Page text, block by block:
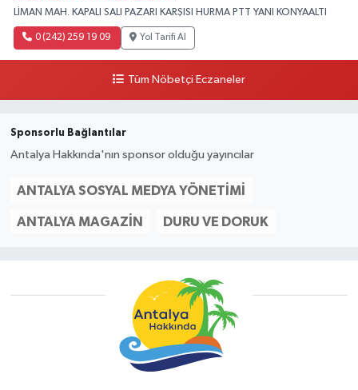
LİMAN MAH. KAPALI SALI PAZARI KARŞISI HURMA PTT YANI KONYAALTI
0 (242) 259 19 09 Yol Tarifi Al
Tüm Nöbetçi Eczaneler
Sponsorlu Bağlantılar
Antalya Hakkında'nın sponsor olduğu yayıncılar
ANTALYA SOSYAL MEDYA YÖNETIMI
ANTALYA MAGAZIN DURU VE DORUK